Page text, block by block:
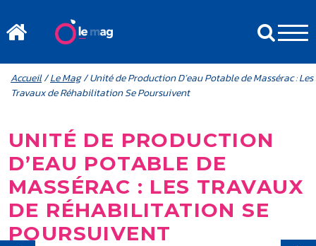
MENU MOBILE
FIL D'ARIANE
Accueil/Le Mag/ Unité de Production D’eau Potable de Massérac : Les
Travaux de Réhabilitation Se Poursuivent
UNITÉ DE PRODUCTION
D’EAU POTABLE DE
MASSÉRAC : LES TRAVAUX
DE RÉHABILITATION SE
POURSUIVENT